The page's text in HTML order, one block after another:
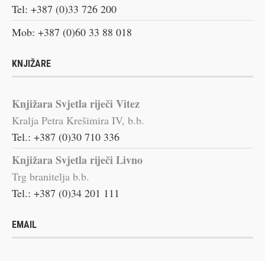
Tel: +387 (0)33 726 200
Mob: +387 (0)60 33 88 018
KNJIŽARE
Knjižara Svjetla riječi Vitez
Kralja Petra Krešimira IV, b.b.
Tel.: +387 (0)30 710 336
Knjižara Svjetla riječi Livno
Trg branitelja b.b.
Tel.: +387 (0)34 201 111
EMAIL